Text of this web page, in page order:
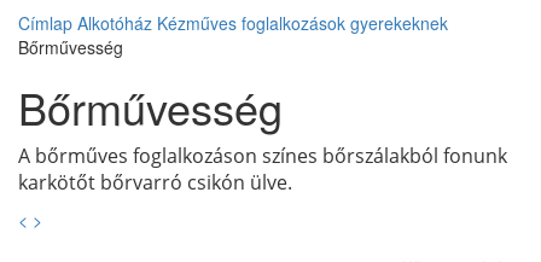
Címlap Alkotóház Kézműves foglalkozások gyerekeknek
Bőrművesség
Bőrművesség
A bőrműves foglalkozáson színes bőrszálakból fonunk
karkötőt bőrvarró csikón ülve.
< >